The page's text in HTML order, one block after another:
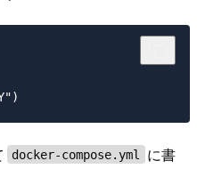
docker-compose.yml
に書